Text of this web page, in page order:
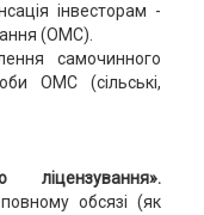
інвесторам -
(ОМС).
самочинного
ОМС (сільські,
обсязі (як